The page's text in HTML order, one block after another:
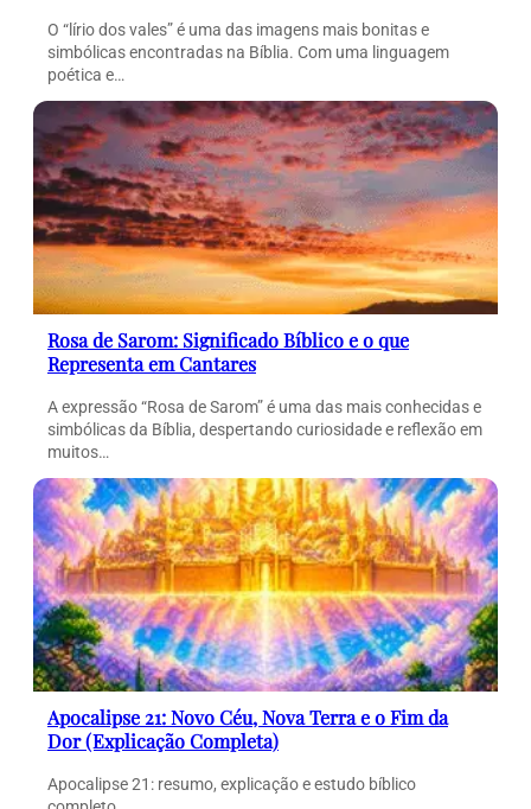
O “lírio dos vales” é uma das imagens mais bonitas e
simbólicas encontradas na Bíblia. Com uma linguagem
poética e…
Rosa de Sarom: Significado Bíblico e o que
Representa em Cantares
A expressão “Rosa de Sarom” é uma das mais conhecidas e
simbólicas da Bíblia, despertando curiosidade e reflexão em
muitos…
Apocalipse 21: Novo Céu, Nova Terra e o Fim da
Dor (Explicação Completa)
Apocalipse 21: resumo, explicação e estudo bíblico